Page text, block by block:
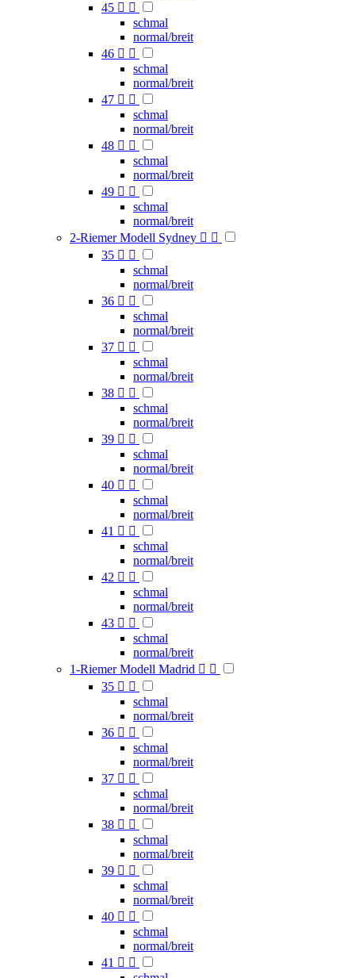
45  
schmal
normal/breit
46  
schmal
normal/breit
47  
schmal
normal/breit
48  
schmal
normal/breit
49  
schmal
normal/breit
2-Riemer Modell Sydney  
35  
schmal
normal/breit
36  
schmal
normal/breit
37  
schmal
normal/breit
38  
schmal
normal/breit
39  
schmal
normal/breit
40  
schmal
normal/breit
41  
schmal
normal/breit
42  
schmal
normal/breit
43  
schmal
normal/breit
1-Riemer Modell Madrid  
35  
schmal
normal/breit
36  
schmal
normal/breit
37  
schmal
normal/breit
38  
schmal
normal/breit
39  
schmal
normal/breit
40  
schmal
normal/breit
41  